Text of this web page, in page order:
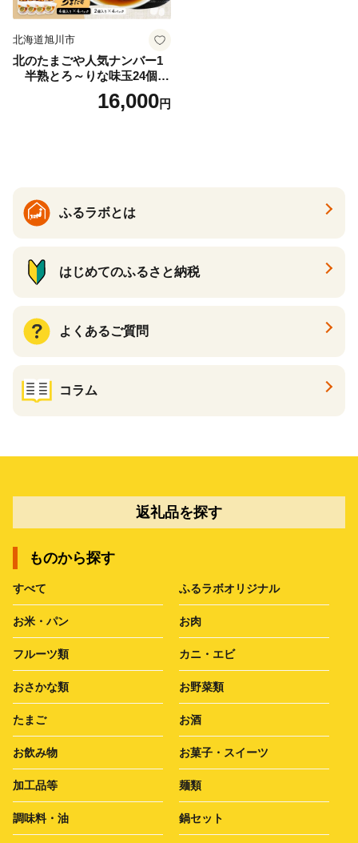
北海道旭川市
北のたまごや人気ナンバー1
半熟とろ～りな味玉24個入
16,000円
ふるラボとは
はじめてのふるさと納税
よくあるご質問
コラム
返礼品を探す
ものから探す
すべて ふるラボオリジナル
お米・パン お肉
フルーツ類 カニ・エビ
おさかな類 お野菜類
たまご お酒
お飲み物 お菓子・スイーツ
加工品等 麺類
調味料・油 鍋セット